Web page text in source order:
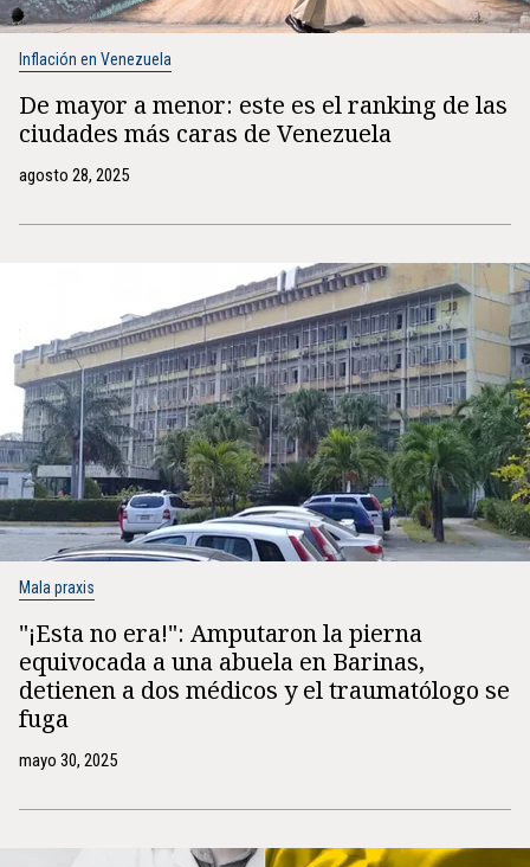
Inflación en Venezuela
De mayor a menor: este es el ranking de las
ciudades más caras de Venezuela
agosto 28, 2025
Mala praxis
"¡Esta no era!": Amputaron la pierna
equivocada a una abuela en Barinas,
detienen a dos médicos y el traumatólogo se
fuga
mayo 30, 2025